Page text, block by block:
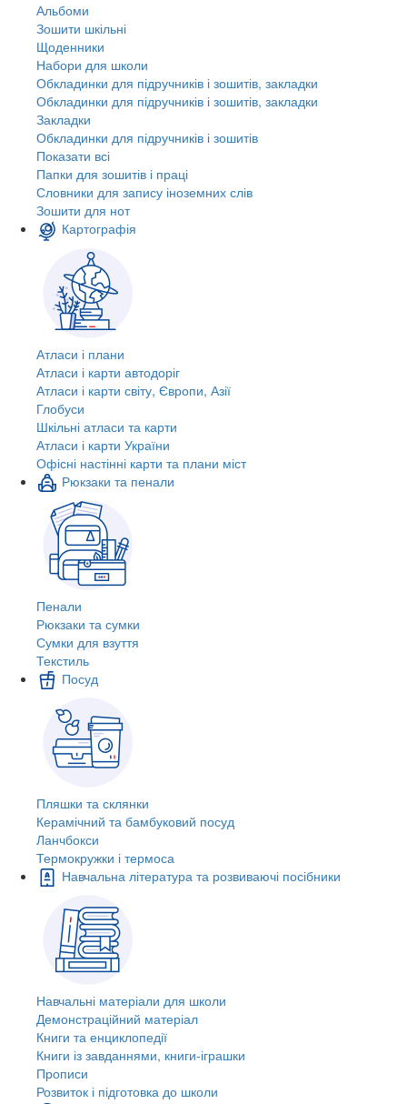
Альбоми
Зошити шкільні
Щоденники
Набори для школи
Обкладинки для підручників і зошитів, закладки
Обкладинки для підручників і зошитів, закладки
Закладки
Обкладинки для підручників і зошитів
Показати всі
Папки для зошитів і праці
Словники для запису іноземних слів
Зошити для нот
Картографія
Атласи і плани
Атласи і карти автодоріг
Атласи і карти світу, Європи, Азії
Глобуси
Шкільні атласи та карти
Атласи і карти України
Офісні настінні карти та плани міст
Рюкзаки та пенали
Пенали
Рюкзаки та сумки
Сумки для взуття
Текстиль
Посуд
Пляшки та склянки
Керамічний та бамбуковий посуд
Ланчбокси
Термокружки і термоса
Навчальна література та розвиваючі посібники
Навчальні матеріали для школи
Демонстраційний матеріал
Книги та енциклопедії
Книги із завданнями, книги-іграшки
Прописи
Розвиток і підготовка до школи